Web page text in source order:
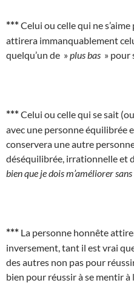
***Celui ou celle qui ne
attirera immanquablement
quelqu’un de »plus bas » pour
***Celui ou celle qui se sait
avec une personne équilibrée
conservera une autre
déséquilibrée, irrationnelle et
bien que je dois m’améliorer sans
*** La personne honnête
inversement, tant il est vrai
des autres non pas pour
bien pour réussir à se mentir